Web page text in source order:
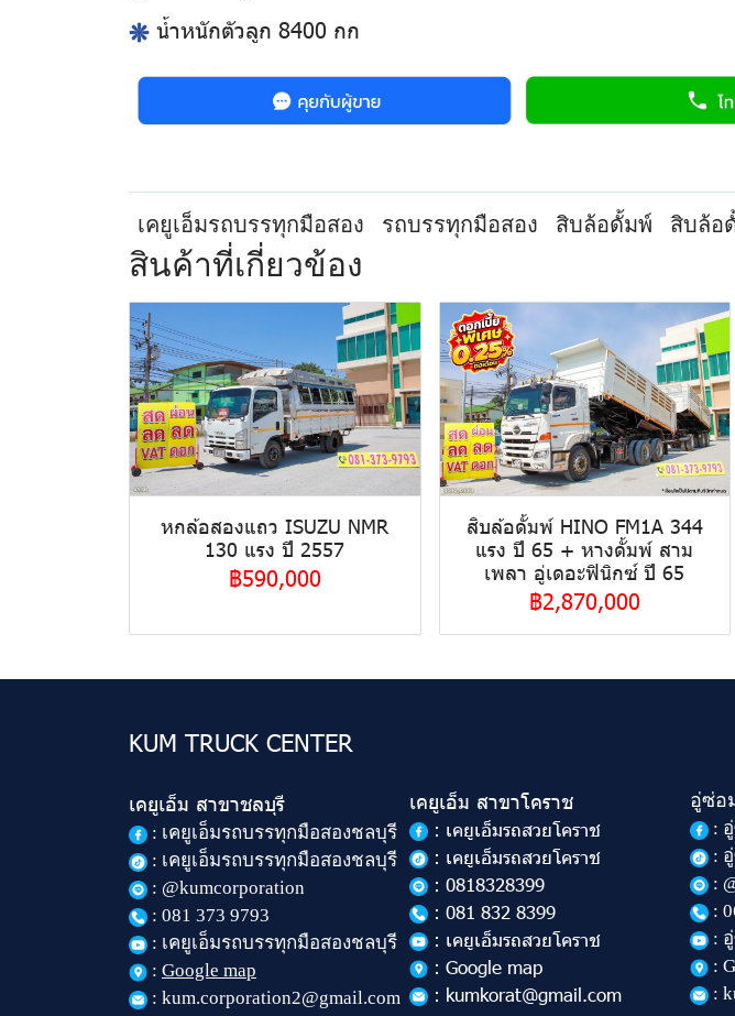
น้ำหนักตัวลูก 8400 กก
เคยูเอ็มรถบรรทุกมือสอง รถบรรทุกมือสอง สิบล้อดั้มพ์ สิบล้อ
สินค้าที่เกี่ยวข้อง
หกล้อสองแถว ISUZU NMR
130 แรง ปี 2557
฿590,000
สิบล้อดั้มพ์ HINO FM1A 344
แรง ปี 65 + หางดั้มพ์ สาม
เพลา อู่เดอะฟินิกซ์ ปี 65
฿2,870,000
KUM TRUCK CENTER
เคยูเอ็ม สาขาชลบุรี
: เคยูเอ็มรถบรรทุกมือสองชลบุรี
: เคยูเอ็มรถบรรทุกมือสองชลบุรี
: @kumcorporation
: 081 373 9793
: เคยูเอ็มรถบรรทุกมือสองชลบุรี
: Google map
: kum.corporation2@gmail.com
เคยูเอ็ม สาขาโคราช
: เคยูเอ็มรถสวยโคราช
: เคยูเอ็มรถสวยโคราช
: 0818328399
: 081 832 8399
: เคยูเอ็มรถสวยโคราช
: Google map
: kumkorat@gmail.com
อู่ซ่อ
:
:
:
:
:
:
: